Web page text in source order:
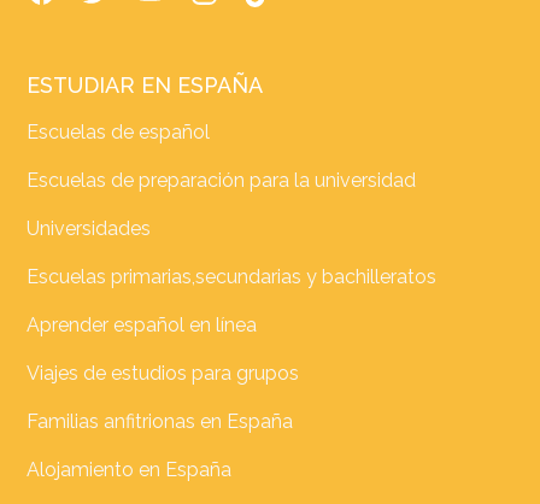
ESTUDIAR EN ESPAÑA
Escuelas de español
Escuelas de preparación para la universidad
Universidades
Escuelas primarias,secundarias y bachilleratos
Aprender español en línea
Viajes de estudios para grupos
Familias anfitrionas en España
Alojamiento en España